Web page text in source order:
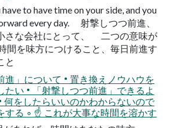
to have time on your side, and you
every day. 射撃しつつ前進、
さな会社にとって、 ⼆つの意味が
を味⽅につけること、毎⽇前進す
と
進」について • 置き換えノウハウを
たい • 「射撃しつつ前進」できるよ
何をしたらいいのかわからないので
する ◦ ☝ これが⼤事な時間を溶かす